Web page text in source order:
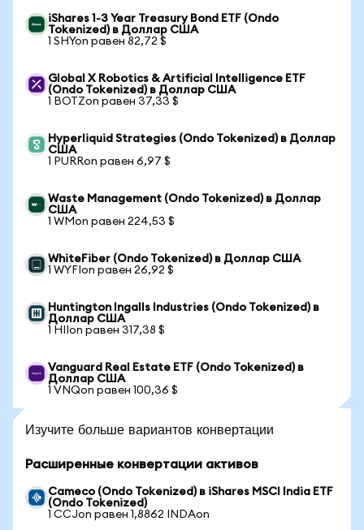
iShares 1-3 Year Treasury Bond ETF (Ondo
Tokenized) в Доллар США
1 SHYon равен 82,72 $
Global X Robotics & Artificial Intelligence ETF
(Ondo Tokenized) в Доллар США
1 BOTZon равен 37,33 $
Hyperliquid Strategies (Ondo Tokenized) в Доллар
США
1 PURRon равен 6,97 $
Waste Management (Ondo Tokenized) в Доллар
США
1 WMon равен 224,53 $
WhiteFiber (Ondo Tokenized) в Доллар США
1 WYFIon равен 26,92 $
Huntington Ingalls Industries (Ondo Tokenized) в
Доллар США
1 HIIon равен 317,38 $
Vanguard Real Estate ETF (Ondo Tokenized) в
Доллар США
1 VNQon равен 100,36 $
Изучите больше вариантов конвертации
Расширенные конвертации активов
Cameco (Ondo Tokenized) в iShares MSCI India ETF
(Ondo Tokenized)
1 CCJon равен 1,8862 INDAon